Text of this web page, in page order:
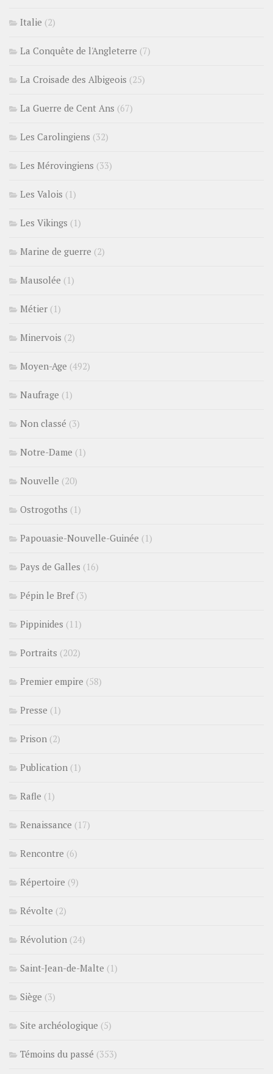
Italie (2)
La Conquête de l'Angleterre (7)
La Croisade des Albigeois (25)
La Guerre de Cent Ans (67)
Les Carolingiens (32)
Les Mérovingiens (33)
Les Valois (1)
Les Vikings (1)
Marine de guerre (2)
Mausolée (1)
Métier (1)
Minervois (2)
Moyen-Age (492)
Naufrage (1)
Non classé (3)
Notre-Dame (1)
Nouvelle (20)
Ostrogoths (1)
Papouasie-Nouvelle-Guinée (1)
Pays de Galles (16)
Pépin le Bref(3)
Pippinides (11)
Portraits (202)
Premier empire (58)
Presse (1)
Prison (2)
Publication (1)
Rafle (1)
Renaissance (17)
Rencontre (6)
Répertoire (9)
Révolte (2)
Révolution (24)
Saint-Jean-de-Malte (1)
Siège (3)
Site archéologique (5)
Témoins du passé (353)